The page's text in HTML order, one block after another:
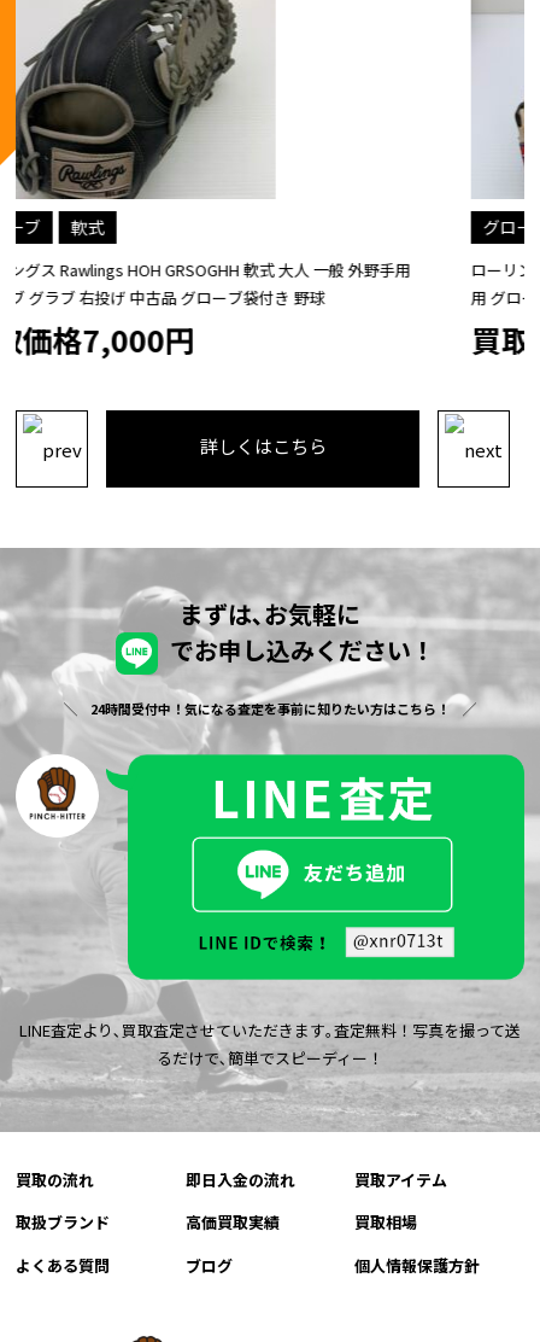
グローブ
ローリングス Rawlings HOHPRO EXCEL Wizard 軟式 大人 内野手
用 グローブ グラブ 右投げ GR4HW2N52MG 中古品 野球
買取価格10,800円
詳しくはこちら
まずは､お気軽に
でお申し込みください！
24時間受付中！気になる査定を事前に知りたい方はこちら！
LINE査定より､買取査定させていただきます｡査定無料！写真を撮って送
るだけで､簡単でスピーディー！
買取の流れ 即日入金の流れ
買取アイテム
取扱ブランド
高価買取実績
買取相場
よくある質問
ブログ 個人情報保護方針